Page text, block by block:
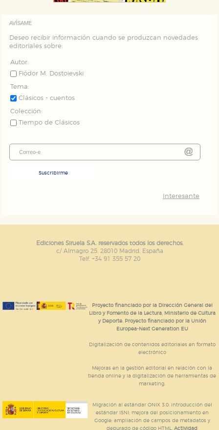
AVÍSAME
Deseo recibir información cuando se produzcan novedades
editoriales sobre:
Autor:
Fiódor M. Dostoievski
Tema:
Clásicos - cuentos
Colección:
Tiempo de Clásicos
Suscribirme
Interesante
Ediciones Siruela S.A. reservados todos los derechos.
c/ Almagro 25. 28010 Madrid. España
Telf. +34 91 355 57 20
Proyecto financiado por la Dirección General del
Libro y Fomento de la Lectura, Ministerio de Cultura
y Deporte. Proyecto financiado por la Unión
Europea-Next Generation EU
Digitalización de contenidos editoriales en formato
electrónico
Mejoras en la gestión editorial en relación con la
tienda online y la digitalización de herramientas de
marketing.
Migración al estándar ONIX 3.0; introducción del
estándar ISNI; mejora del posicionamiento en
Google; ampliación de campos de metadatos y
depurado de código HTML.Actividad